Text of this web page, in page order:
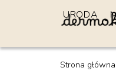
URODA
Strona główna